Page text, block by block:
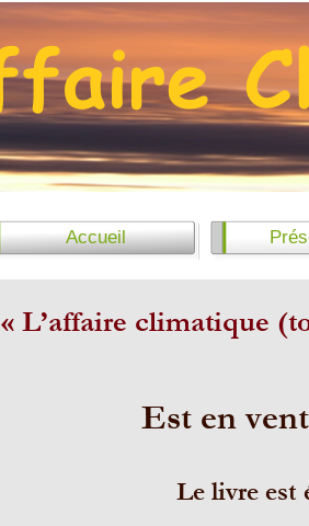
Accueil
« L’affaire climatique
Est en
Le livre est